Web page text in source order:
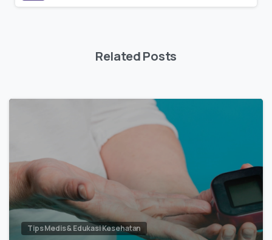
Related Posts
Tips Medis & Edukasi Kesehatan